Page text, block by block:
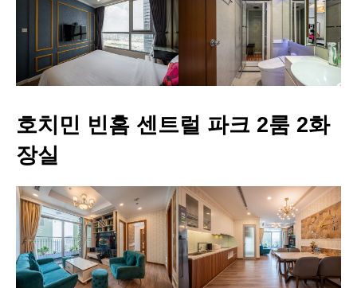
호치민 빈홈 센트럴 파크 2룸 2화
장실